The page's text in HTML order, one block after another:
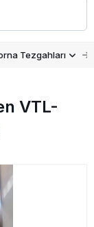
Tezgahları
VTL-